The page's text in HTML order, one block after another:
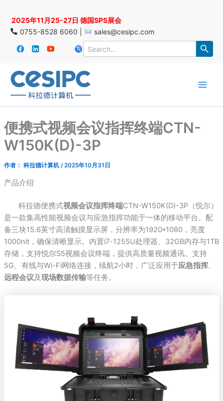
2025年11月25-27日 德国SPS展会
0755-8528 6060 |
sales@cesipc.com
便携式视频会议指挥终端CTN-
W150K(D)-3P
作者： 科拉德计算机/2025年10月31日
产品介绍
科拉德便携式视频会议指挥终端CTN-W150K(D)-3P（悦尔）
是一款集高性能视频会议与应急指挥功能于一体的移动平台。配
备三块15.6英寸高清触摸显示屏，分辨率为1920*1080，亮度
1000nit，确保清晰显示。内置i7-1255U处理器、32GB内存与1TB
存储，支持悦尔S5视频会议终端，提供高质量视频通讯。支持
5G、有线与Wi-Fi网络连接，续航2小时，广泛应用于应急指挥、
远程会议及现场数据传输等任务。